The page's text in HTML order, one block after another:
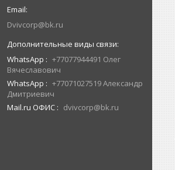
Dvivcorp@bk.ru
WhatsApp
+77077944491 Олег
Вячеславович
WhatsApp
+77071027519 Александр
Дмитриевич
Mail.ru ОФИС
dvivcorp@bk.ru